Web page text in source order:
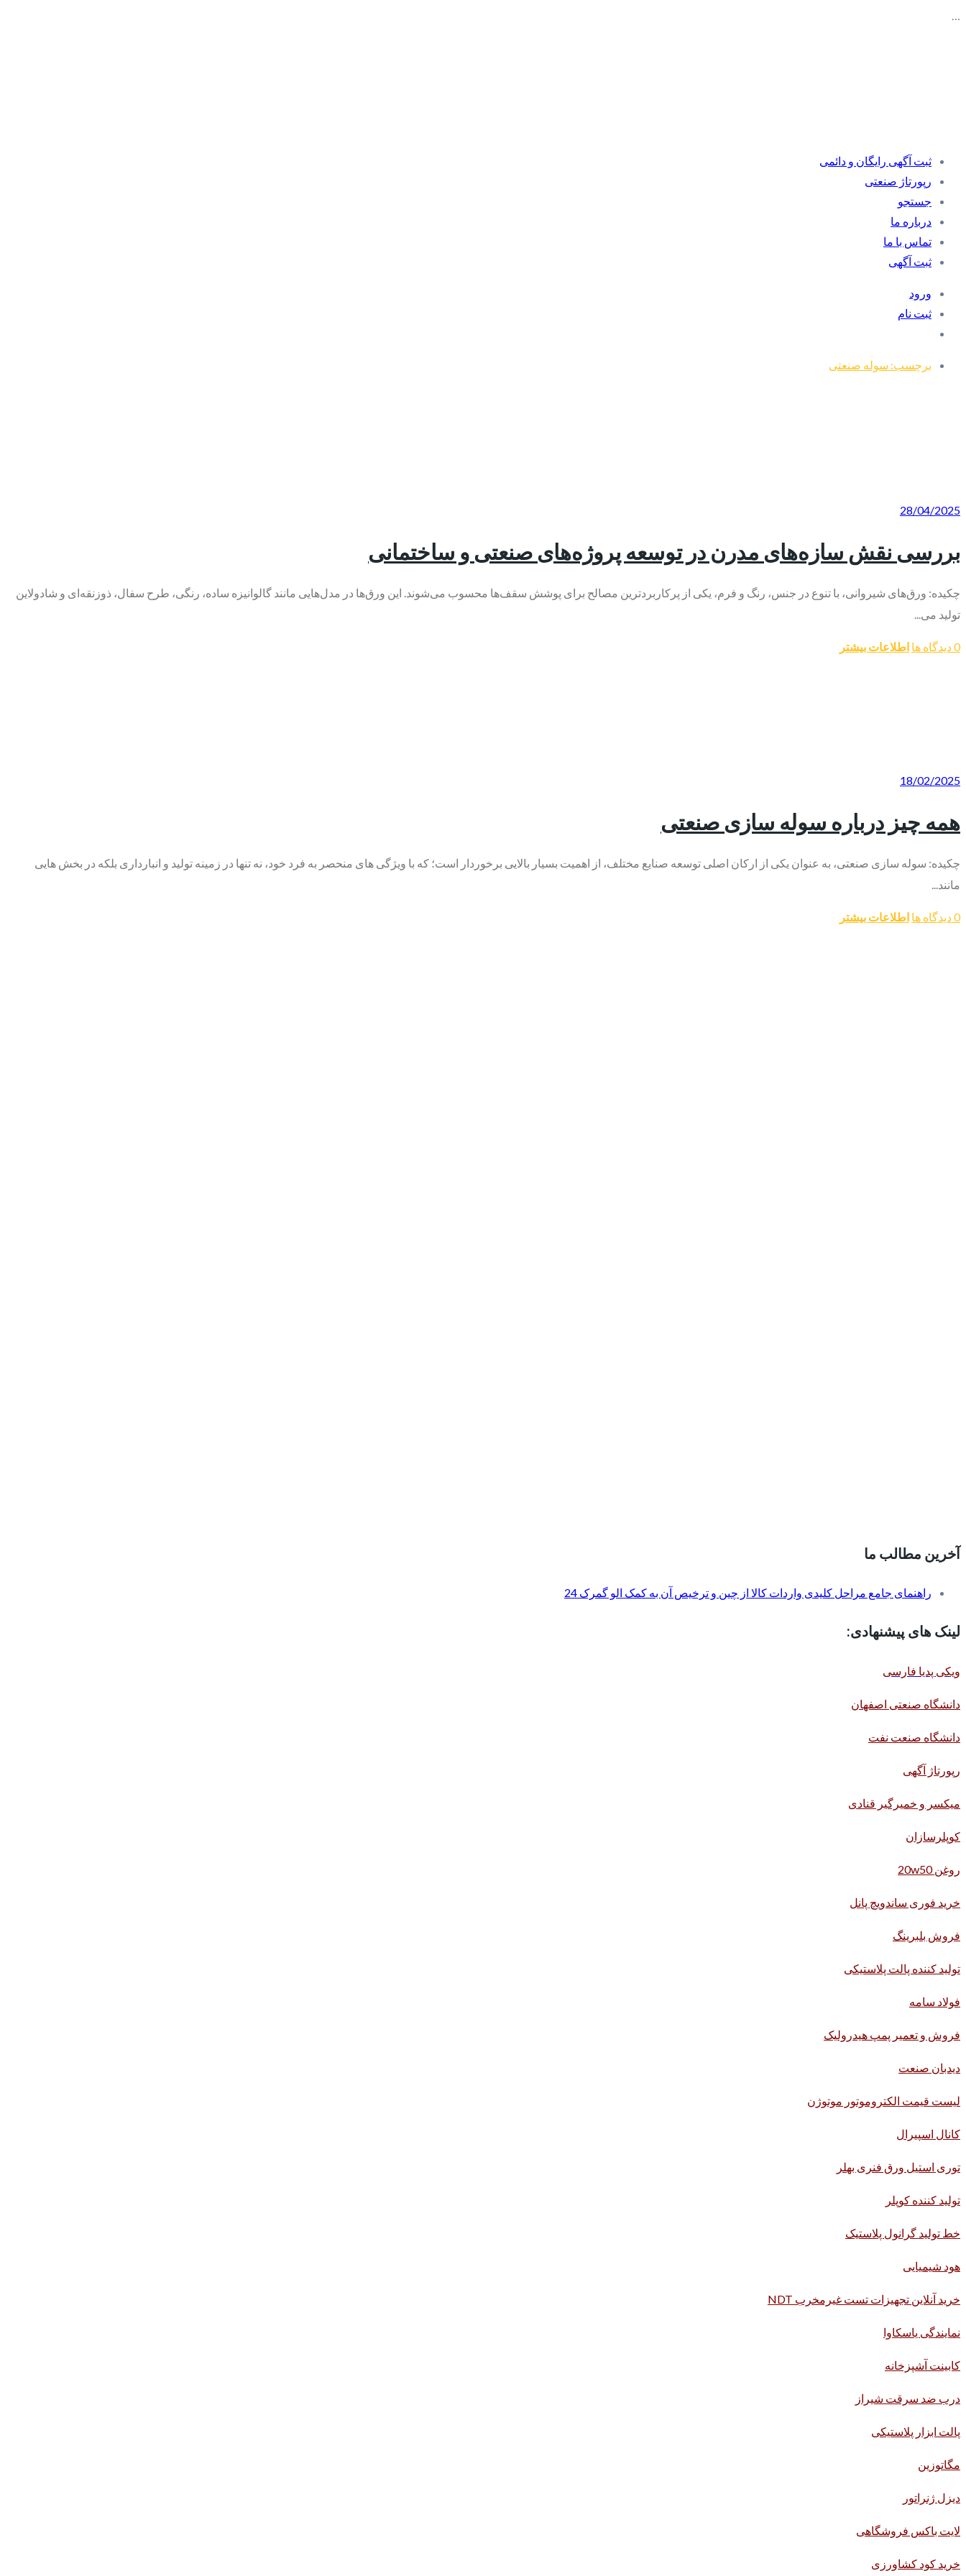
…
ثبت آگهی رایگان و دائمی
رپورتاژ صنعتی
جستجو
درباره ما
تماس با ما
ثبت آگهی
ورود
ثبت نام
برچسب: سوله صنعتی
28/04/2025
بررسی نقش سازه‌های مدرن در توسعه پروژه‌های صنعتی و ساختمانی
چکیده: ورق‌های شیروانی، با تنوع در جنس، رنگ و فرم، یکی از پرکاربردترین مصالح برای پوشش سقف‌ها محسوب می‌شوند. این ورق‌ها در مدل‌هایی مانند گالوانیزه ساده، رنگی، طرح سفال، ذوزنقه‌ای و شادولاین
تولید می‌...
0 دیدگاه ها اطلاعات بیشتر
18/02/2025
همه چیز درباره سوله‌ سازی صنعتی
چکیده: سوله‌ سازی صنعتی، به عنوان یکی از ارکان اصلی توسعه صنایع مختلف، از اهمیت بسیار بالایی برخوردار است؛ که با ویژگی‌ های منحصر به فرد خود، نه تنها در زمینه تولید و انبارداری بلکه در بخش ‌هایی
مانند...
0 دیدگاه ها اطلاعات بیشتر
آخرین مطالب ما
راهنمای جامع مراحل کلیدی واردات کالا از چین و ترخیص آن به کمک الو گمرک 24
لینک های پیشنهادی:
ویکی پدیا فارسی
دانشگاه صنعتی اصفهان
دانشگاه صنعت نفت
رپورتاژ آگهی
میکسر و خمیرگیر قنادی
کوپلرسازان
روغن 20w50
خرید فوری ساندویچ پانل
فروش بلبرینگ
تولید کننده پالت پلاستیکی
فولاد سامه
فروش و تعمیر پمپ هیدرولیک
دیدبان صنعت
لیست قیمت الکتروموتور موتوژن
کانال اسپیرال
توری استیل ورق فنری بهلر
تولید کننده کوپلر
خط تولید گرانول پلاستیک
هود شیمیایی
خرید آنلاین تجهیزات تست غیرمخرب NDT
نمایندگی یاسکاوا
کابینت آشپزخانه
درب ضد سرقت شیراز
پالت ابزار پلاستیکی
مگاتوزین
دیزل ژنراتور
لایت باکس فروشگاهی
خرید کود کشاورزی